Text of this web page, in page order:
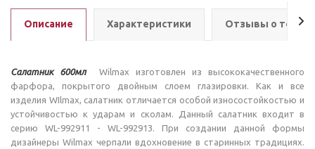
Описание Характеристики Отзывы о
Салатник 600мл
Wilmax изготовлен из высококачественного
фарфора, покрытого двойным слоем глазировки. Как и все
изделия WIlmax, салатник отличается особой износостойкостью и
устойчивостью к ударам и сколам. Данный салатник входит в
серию WL-992911 - WL-992913. При создании данной формы
дизайнеры Wilmax черпали вдохновение в старинных традициях.